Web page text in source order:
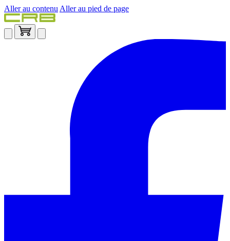
Aller au contenu Aller au pied de page